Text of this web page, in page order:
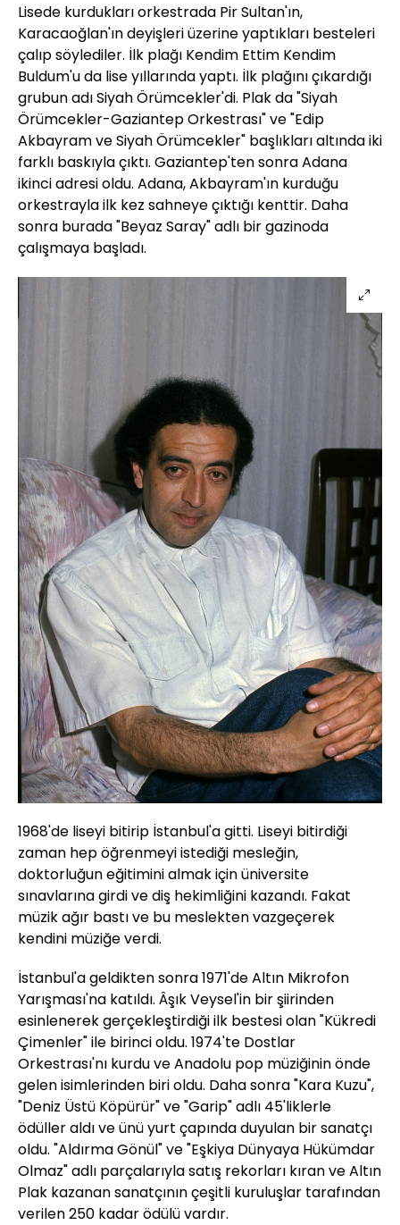
Lisede kurdukları orkestrada Pir Sultan'ın,
Karacaoğlan'ın deyişleri üzerine yaptıkları besteleri
çalıp söylediler. İlk plağı Kendim Ettim Kendim
Buldum'u da lise yıllarında yaptı. İlk plağını çıkardığı
grubun adı Siyah Örümcekler'di. Plak da "Siyah
Örümcekler-Gaziantep Orkestrası" ve "Edip
Akbayram ve Siyah Örümcekler" başlıkları altında iki
farklı baskıyla çıktı. Gaziantep'ten sonra Adana
ikinci adresi oldu. Adana, Akbayram'ın kurduğu
orkestrayla ilk kez sahneye çıktığı kenttir. Daha
sonra burada "Beyaz Saray" adlı bir gazinoda
çalışmaya başladı.
1968'de liseyi bitirip İstanbul'a gitti. Liseyi bitirdiği
zaman hep öğrenmeyi istediği mesleğin,
doktorluğun eğitimini almak için üniversite
sınavlarına girdi ve diş hekimliğini kazandı. Fakat
müzik ağır bastı ve bu meslekten vazgeçerek
kendini müziğe verdi.
İstanbul'a geldikten sonra 1971'de Altın Mikrofon
Yarışması'na katıldı. Âşık Veysel'in bir şiirinden
esinlenerek gerçekleştirdiği ilk bestesi olan "Kükredi
Çimenler" ile birinci oldu. 1974'te Dostlar
Orkestrası'nı kurdu ve Anadolu pop müziğinin önde
gelen isimlerinden biri oldu. Daha sonra "Kara Kuzu",
"Deniz Üstü Köpürür" ve "Garip" adlı 45'liklerle
ödüller aldı ve ünü yurt çapında duyulan bir sanatçı
oldu. "Aldırma Gönül" ve "Eşkiya Dünyaya Hükümdar
Olmaz" adlı parçalarıyla satış rekorları kıran ve Altın
Plak kazanan sanatçının çeşitli kuruluşlar tarafından
verilen 250 kadar ödülü vardır.